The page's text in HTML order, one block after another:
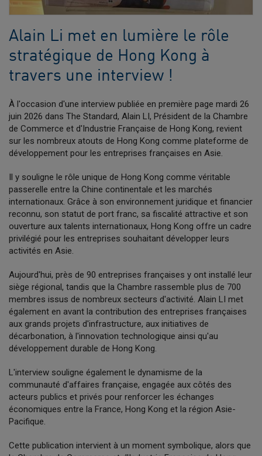
Alain Li met en lumière le rôle
stratégique de Hong Kong à
travers une interview !
À l'occasion d'une interview publiée en première page mardi 26
juin 2026 dans The Standard, Alain LI, Président de la Chambre
de Commerce et d'Industrie Française de Hong Kong, revient
sur les nombreux atouts de Hong Kong comme plateforme de
développement pour les entreprises françaises en Asie.
Il y souligne le rôle unique de Hong Kong comme véritable
passerelle entre la Chine continentale et les marchés
internationaux. Grâce à son environnement juridique et financier
reconnu, son statut de port franc, sa fiscalité attractive et son
ouverture aux talents internationaux, Hong Kong offre un cadre
privilégié pour les entreprises souhaitant développer leurs
activités en Asie.
Aujourd'hui, près de 90 entreprises françaises y ont installé leur
siège régional, tandis que la Chambre rassemble plus de 700
membres issus de nombreux secteurs d'activité. Alain LI met
également en avant la contribution des entreprises françaises
aux grands projets d'infrastructure, aux initiatives de
décarbonation, à l'innovation technologique ainsi qu'au
développement durable de Hong Kong.
L'interview souligne également le dynamisme de la
communauté d'affaires française, engagée aux côtés des
acteurs publics et privés pour renforcer les échanges
économiques entre la France, Hong Kong et la région Asie-
Pacifique.
Cette publication intervient à un moment symbolique, alors que